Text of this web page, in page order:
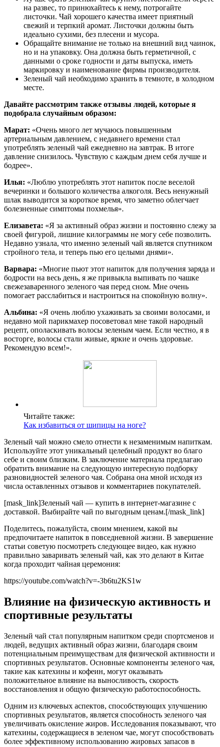
на развес, то принюхайтесь к нему, потрогайте
листочки. Чай хорошего качества имеет приятный
свежий и терпкий аромат. Листочки должны быть
идеально сухими, без плесени и мусора.
Обращайте внимание не только на внешний вид чаинок,
но и на упаковку. Она должна быть герметичной, с
данными о сроке годности и даты выпуска, иметь
маркировку и наименование фирмы производителя.
Зеленый чай необходимо хранить в темноте, в холодном
месте.
Давайте рассмотрим также отзывы людей, которые я
подобрала случайным образом:
Марат: «Очень много лет мучаюсь повышенным
артериальным давлением, с недавнего времени стал
употреблять зеленый чай ежедневно на завтрак. В итоге
давление снизилось. Чувствую с каждым днем себя лучше и
бодрее».
Илья: «Люблю употреблять этот напиток после веселой
вечеринки и большого количества алкоголя. Весь ненужный
шлак выводится за короткое время, что заметно облегчает
болезненные симптомы похмелья».
Елизавета: «Я за активный образ жизни и постоянно слежу за
своей фигурой, лишние килограммы не могу себе позволить.
Недавно узнала, что именно зеленый чай является спутником
стройного тела, и теперь пью его целыми днями».
Варвара: «Многие пьют этот напиток для получения заряда и
бодрости на весь день, я же привыкла выпивать по чашке
свежезаваренного зеленого чая перед сном. Мне очень
помогает расслабиться и настроиться на спокойную волну».
Альбина: «Я очень люблю ухаживать за своими волосами, и
недавно мой парикмахер посоветовал мне такой народный
рецепт, ополаскивать волосы зеленым чаем. Если честно, я в
восторге, волосы стали живые, яркие и очень здоровые.
Рекомендую всем!».
Читайте также:
Как избавиться от шипицы на ноге?
Зеленый чай можно смело отнести к незаменимым напиткам.
Используйте этот уникальный целебный продукт во благо
себе и своим близким. В заключение материала предлагаю
обратить внимание на следующую интересную подборку
разновидностей зеленого чая. Собрана она мной исходя из
числа оставленных отзывов и комментариев покупателей.
[mask_link]Зеленый чай — купить в интернет-магазине с
доставкой. Выбирайте чай по выгодным ценам.[/mask_link]
Поделитесь, пожалуйста, своим мнением, какой вы
предпочитаете напиток в повседневной жизни. В завершение
статьи советую посмотреть следующее видео, как нужно
правильно заваривать зеленый чай, как это делают в Китае
когда проходит чайная церемония:
https://youtube.com/watch?v=-3b6tu2KS1w
Влияние на физическую активность и
спортивные результаты
Зеленый чай стал популярным напитком среди спортсменов и
людей, ведущих активный образ жизни, благодаря своим
потенциальным преимуществам для физической активности и
спортивных результатов. Основные компоненты зеленого чая,
такие как катехины и кофеин, могут оказывать
положительное влияние на выносливость, скорость
восстановления и общую физическую работоспособность.
Одним из ключевых аспектов, способствующих улучшению
спортивных результатов, является способность зеленого чая
увеличивать окисление жиров. Исследования показывают, что
катехины, содержащиеся в зеленом чае, могут способствовать
более эффективному использованию жировых запасов в